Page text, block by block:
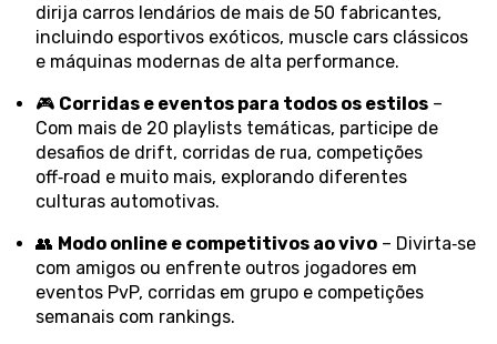
dirija carros lendários de mais de 50 fabricantes,
incluindo esportivos exóticos, muscle cars clássicos
e máquinas modernas de alta performance.
🎮 Corridas e eventos para todos os estilos –
Com mais de 20 playlists temáticas, participe de
desafios de drift, corridas de rua, competições
off‑road e muito mais, explorando diferentes
culturas automotivas.
👥 Modo online e competitivos ao vivo – Divirta‑se
com amigos ou enfrente outros jogadores em
eventos PvP, corridas em grupo e competições
semanais com rankings.